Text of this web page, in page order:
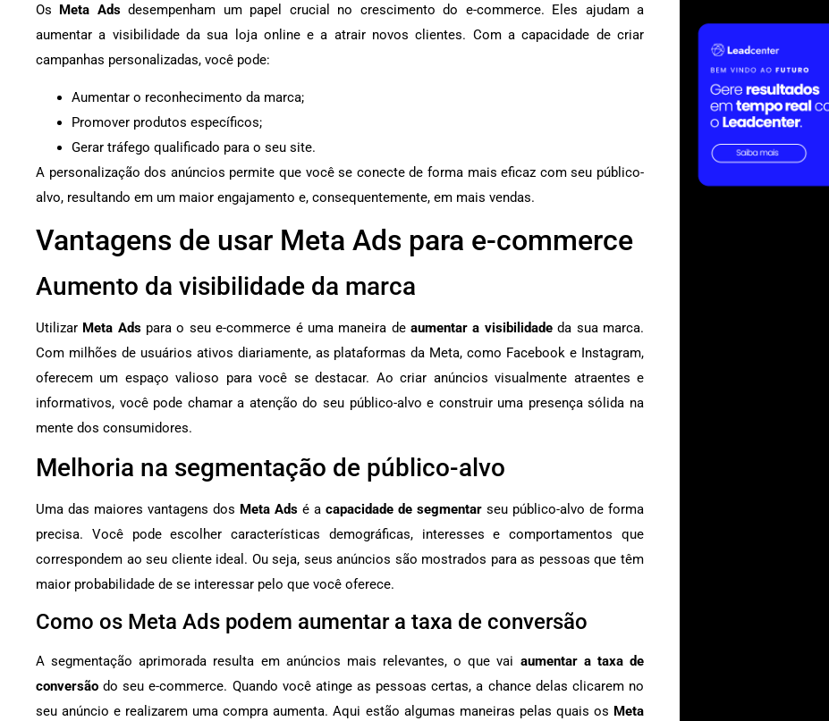
Os Meta Adsdesempenham um papel crucial no crescimento do e-commerce. Eles ajudam a
aumentar a visibilidade da sua loja online e a atrair novos clientes. Com a capacidade de criar
campanhas personalizadas, você pode:
Aumentar o reconhecimento da marca;
Promover produtos específicos;
Gerar tráfego qualificado para o seu site.
A personalização dos anúncios permite que você se conecte de forma mais eficaz com seu público-
alvo, resultando em um maior engajamento e, consequentemente, em mais vendas.
Vantagens de usar Meta Ads para e-commerce
Aumento da visibilidade da marca
Utilizar Meta Adspara o seu e-commerce é uma maneira deaumentar a visibilidadeda sua marca.
Com milhões de usuários ativos diariamente, as plataformas da Meta, como Facebook e Instagram,
oferecem um espaço valioso para você se destacar. Ao criar anúncios visualmente atraentes e
informativos, você pode chamar a atenção do seu público-alvo e construir uma presença sólida na
mente dos consumidores.
Melhoria na segmentação de público-alvo
Uma das maiores vantagens dos Meta Ads é a capacidade de segmentar seu público-alvo de forma
precisa. Você pode escolher características demográficas, interesses e comportamentos que
correspondem ao seu cliente ideal. Ou seja, seus anúncios são mostrados para as pessoas que têm
maior probabilidade de se interessar pelo que você oferece.
Como os Meta Ads podem aumentar a taxa de conversão
A segmentação aprimorada resulta em anúncios mais relevantes, o que vai aumentar a taxa de
conversão do seu e-commerce. Quando você atinge as pessoas certas, a chance delas clicarem no
seu anúncio e realizarem uma compra aumenta. Aqui estão algumas maneiras pelas quais os Meta